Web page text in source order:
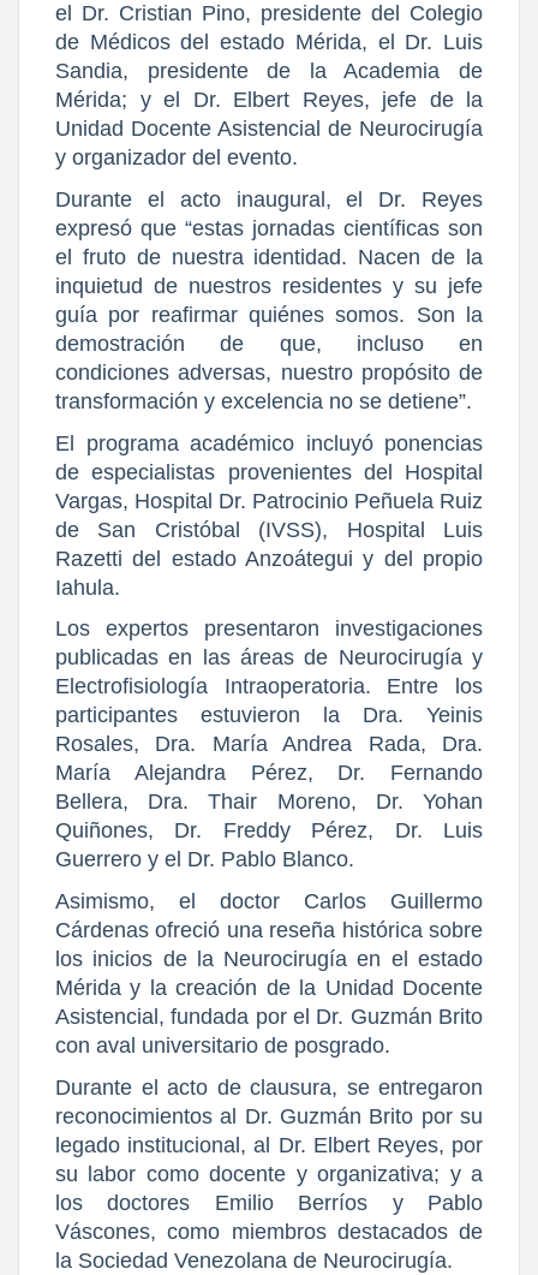
el Dr. Cristian Pino, presidente del Colegio
de Médicos del estado Mérida, el Dr. Luis
Sandia, presidente de la Academia de
Mérida; y el Dr. Elbert Reyes, jefe de la
Unidad Docente Asistencial de Neurocirugía
y organizador del evento.
Durante el acto inaugural, el Dr. Reyes
expresó que “estas jornadas científicas son
el fruto de nuestra identidad. Nacen de la
inquietud de nuestros residentes y su jefe
guía por reafirmar quiénes somos. Son la
demostración de que, incluso en
condiciones adversas, nuestro propósito de
transformación y excelencia no se detiene”.
El programa académico incluyó ponencias
de especialistas provenientes del Hospital
Vargas, Hospital Dr. Patrocinio Peñuela Ruiz
de San Cristóbal (IVSS), Hospital Luis
Razetti del estado Anzoátegui y del propio
Iahula.
Los expertos presentaron investigaciones
publicadas en las áreas de Neurocirugía y
Electrofisiología Intraoperatoria. Entre los
participantes estuvieron la Dra. Yeinis
Rosales, Dra. María Andrea Rada, Dra.
María Alejandra Pérez, Dr. Fernando
Bellera, Dra. Thair Moreno, Dr. Yohan
Quiñones, Dr. Freddy Pérez, Dr. Luis
Guerrero y el Dr. Pablo Blanco.
Asimismo, el doctor Carlos Guillermo
Cárdenas ofreció una reseña histórica sobre
los inicios de la Neurocirugía en el estado
Mérida y la creación de la Unidad Docente
Asistencial, fundada por el Dr. Guzmán Brito
con aval universitario de posgrado.
Durante el acto de clausura, se entregaron
reconocimientos al Dr. Guzmán Brito por su
legado institucional, al Dr. Elbert Reyes, por
su labor como docente y organizativa; y a
los doctores Emilio Berríos y Pablo
Váscones, como miembros destacados de
la Sociedad Venezolana de Neurocirugía.